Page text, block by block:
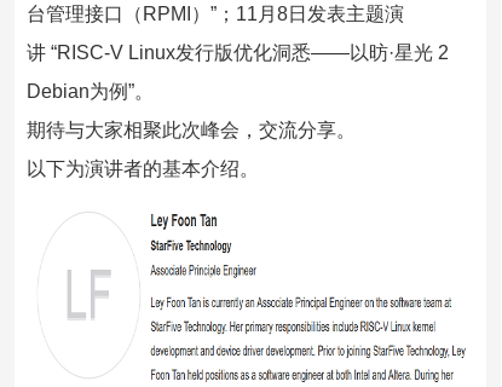
台管理接口（RPMI）”； 11月8日发表主题演
讲“RISC-V Linux发行版优化洞悉——以昉·星光 2
Debian为例”。
期待与大家相聚此次峰会，交流分享。
以下为演讲者的基本介绍。